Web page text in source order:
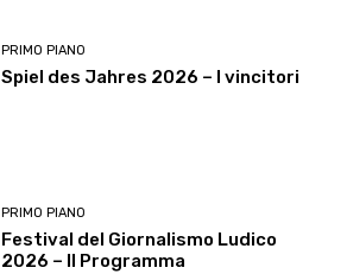
PRIMO PIANO
Spiel des Jahres 2026 – I vincitori
PRIMO PIANO
Festival del Giornalismo Ludico
2026 – Il Programma